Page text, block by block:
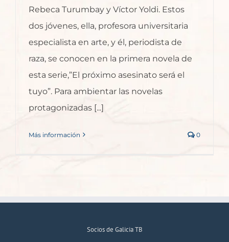
Rebeca Turumbay y Víctor Yoldi. Estos
dos jóvenes, ella, profesora universitaria
especialista en arte, y él, periodista de
raza, se conocen en la primera novela de
esta serie,”El próximo asesinato será el
tuyo”. Para ambientar las novelas
protagonizadas [...]
Más información 0
Socios de Galicia TB